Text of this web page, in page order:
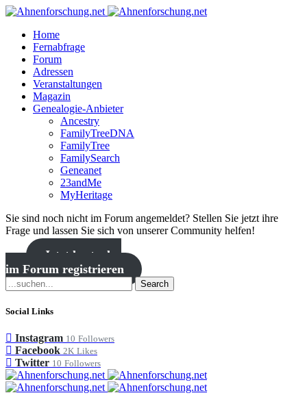
Home
Fernabfrage
Forum
Adressen
Veranstaltungen
Magazin
Genealogie-Anbieter
Ancestry
FamilyTreeDNA
FamilyTree
FamilySearch
Geneanet
23andMe
MyHeritage
Sie sind noch nicht im Forum angemeldet? Stellen Sie jetzt ihre
Frage und lassen Sie sich von unserer Community helfen!
Jetzt kostenlos
im Forum registrieren
Search
Social Links
Instagram 10 Followers
Facebook 2K Likes
Twitter 10 Followers